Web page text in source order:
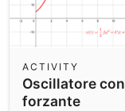
Oscillatore con
forzante
ACTIVITY